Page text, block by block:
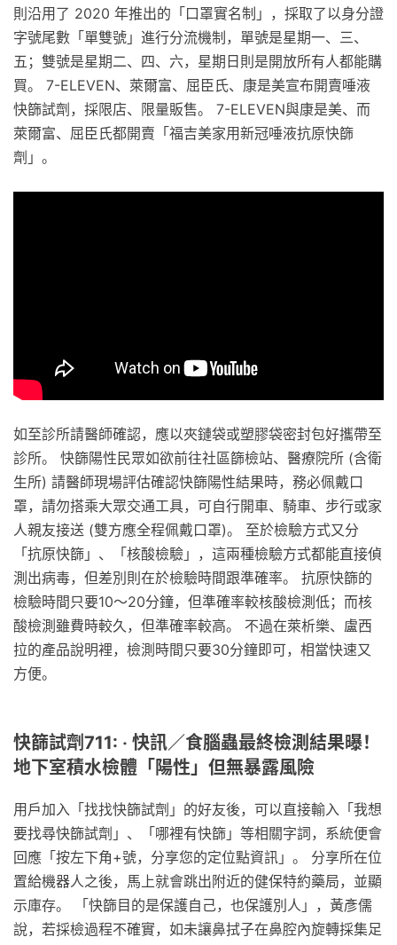
則沿用了 2020 年推出的「口罩實名制」，採取了以身分證
字號尾數「單雙號」進行分流機制，單號是星期一、三、
五；雙號是星期二、四、六，星期日則是開放所有人都能購
買。 7-ELEVEN、萊爾富、屈臣氏、康是美宣布開賣唾液
快篩試劑，採限店、限量販售。 7-ELEVEN與康是美、而
萊爾富、屈臣氏都開賣「福吉美家用新冠唾液抗原快篩
劑」。
如至診所請醫師確認，應以夾鏈袋或塑膠袋密封包好攜帶至
診所。 快篩陽性民眾如欲前往社區篩檢站、醫療院所 (含衛
生所) 請醫師現場評估確認快篩陽性結果時，務必佩戴口
罩，請勿搭乘大眾交通工具，可自行開車、騎車、步行或家
人親友接送 (雙方應全程佩戴口罩)。 至於檢驗方式又分
「抗原快篩」、「核酸檢驗」，這兩種檢驗方式都能直接偵
測出病毒，但差別則在於檢驗時間跟準確率。 抗原快篩的
檢驗時間只要10～20分鐘，但準確率較核酸檢測低；而核
酸檢測雖費時較久，但準確率較高。 不過在萊析樂、盧西
拉的產品說明裡，檢測時間只要30分鐘即可，相當快速又
方便。
快篩試劑711: ‧ 快訊／食腦蟲最終檢測結果曝！
地下室積水檢體「陽性」但無暴露風險
用戶加入「找找快篩試劑」的好友後，可以直接輸入「我想
要找尋快篩試劑」、「哪裡有快篩」等相關字詞，系統便會
回應「按左下角+號，分享您的定位點資訊」。 分享所在位
置給機器人之後，馬上就會跳出附近的健保特約藥局，並顯
示庫存。 「快篩目的是保護自己，也保護別人」，黃彥儒
說，若採檢過程不確實，如未讓鼻拭子在鼻腔內旋轉採集足